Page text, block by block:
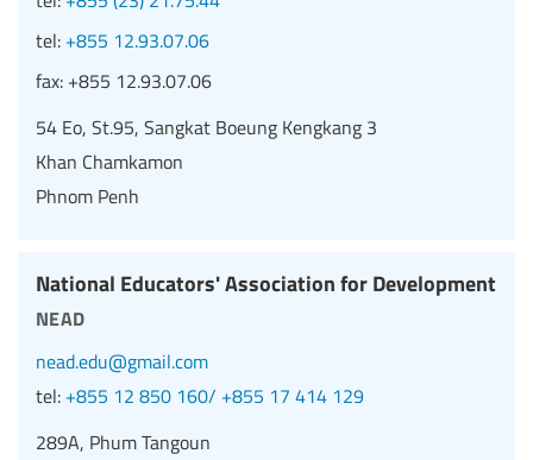
tel: +855 12.93.07.06
fax: +855 12.93.07.06
54 Eo, St.95, Sangkat Boeung Kengkang 3
Khan Chamkamon
Phnom Penh
National Educators' Association for Development
nead
nead.edu@gmail.com
tel: +855 12 850 160/ +855 17 414 129
289A, Phum Tangoun